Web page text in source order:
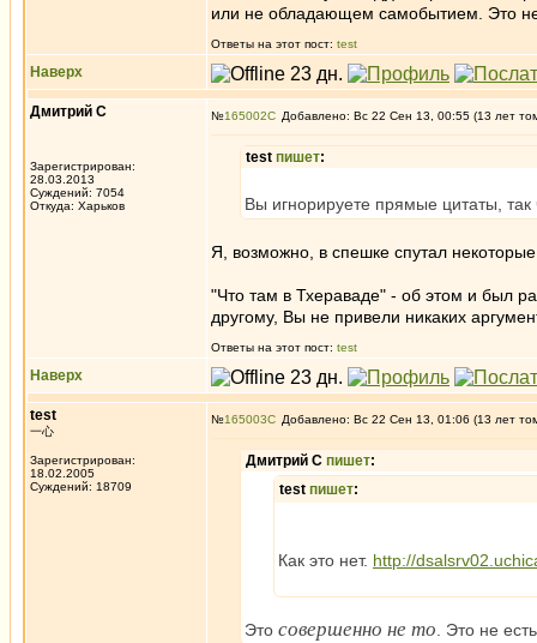
или не обладающем самобытием. Это
Ответы на этот пост: test
Наверх
Дмитрий С
Зарегистрирован:
28.03.2013
Суждений: 7054
Откуда: Харьков
№165002 Добавлено: Вс 22 Сен 13, 00:55 (13 лет
test пишет:
Вы игнорируете прямые цитаты, так
Я, возможно, в спешке спутал
"Что там в Тхераваде" - об этом и был
другому, Вы не привели никаких
Ответы на этот пост: test
Наверх
test
一心
Зарегистрирован:
18.02.2005
Суждений: 18709
№165003 Добавлено: Вс 22 Сен 13, 01:06 (13 лет
Дмитрий С пишет:
test пишет:
Как это нет. http://
Это совершенно не то . Это не